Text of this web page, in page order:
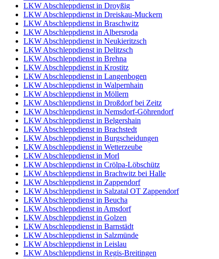
LKW Abschleppdienst in Droyßig
LKW Abschleppdienst in Dreiskau-Muckern
LKW Abschleppdienst in Braschwitz
LKW Abschleppdienst in Albersroda
LKW Abschleppdienst in Neukieritzsch
LKW Abschleppdienst in Delitzsch
LKW Abschleppdienst in Brehna
LKW Abschleppdienst in Krostitz
LKW Abschleppdienst in Langenbogen
LKW Abschleppdienst in Walpernhain
LKW Abschleppdienst in Möllern
LKW Abschleppdienst in Droßdorf bei Zeitz
LKW Abschleppdienst in Nemsdorf-Göhrendorf
LKW Abschleppdienst in Belgershain
LKW Abschleppdienst in Brachstedt
LKW Abschleppdienst in Burgscheidungen
LKW Abschleppdienst in Wetterzeube
LKW Abschleppdienst in Morl
LKW Abschleppdienst in Crölpa-Löbschütz
LKW Abschleppdienst in Brachwitz bei Halle
LKW Abschleppdienst in Zappendorf
LKW Abschleppdienst in Salzatal OT Zappendorf
LKW Abschleppdienst in Beucha
LKW Abschleppdienst in Amsdorf
LKW Abschleppdienst in Golzen
LKW Abschleppdienst in Barnstädt
LKW Abschleppdienst in Salzmünde
LKW Abschleppdienst in Leislau
LKW Abschleppdienst in Regis-Breitingen